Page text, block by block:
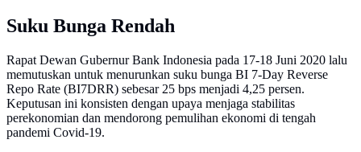
Suku Bunga Rendah
Rapat Dewan Gubernur Bank Indonesia pada 17-18 Juni 2020 lalu
memutuskan untuk menurunkan suku bunga BI 7-Day Reverse
Repo Rate (BI7DRR) sebesar 25 bps menjadi 4,25 persen.
Keputusan ini konsisten dengan upaya menjaga stabilitas
perekonomian dan mendorong pemulihan ekonomi di tengah
pandemi Covid-19.